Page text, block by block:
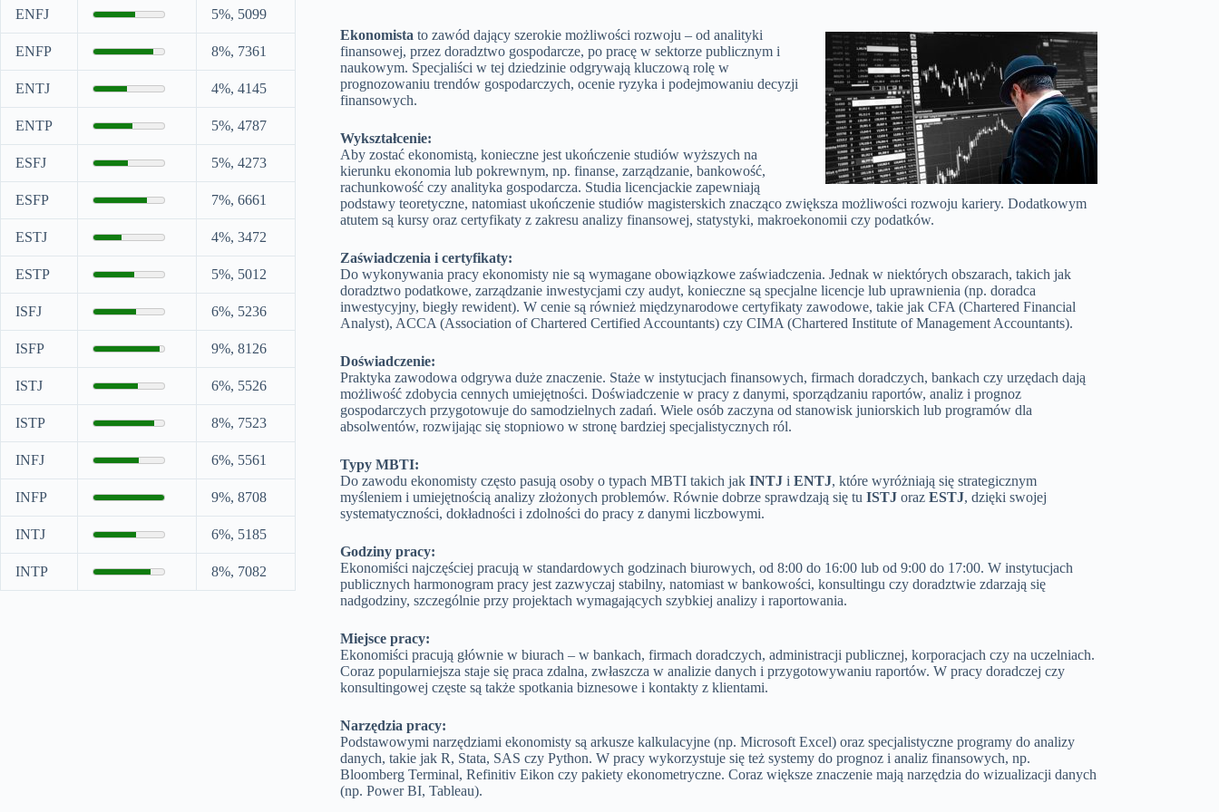
Ekonomista to zawód dający szerokie możliwości rozwoju – od analityki
finansowej, przez doradztwo gospodarcze, po pracę w sektorze publicznym i
naukowym. Specjaliści w tej dziedzinie odgrywają kluczową rolę w
prognozowaniu trendów gospodarczych, ocenie ryzyka i podejmowaniu decyzji
finansowych.
Wykształcenie:
Aby zostać ekonomistą, konieczne jest ukończenie studiów wyższych na
kierunku ekonomia lub pokrewnym, np. finanse, zarządzanie, bankowość,
rachunkowość czy analityka gospodarcza. Studia licencjackie zapewniają
podstawy teoretyczne, natomiast ukończenie studiów magisterskich znacząco zwiększa możliwości rozwoju kariery. Dodatkowym
atutem są kursy oraz certyfikaty z zakresu analizy finansowej, statystyki, makroekonomii czy podatków.
Zaświadczenia i certyfikaty:
Do wykonywania pracy ekonomisty nie są wymagane obowiązkowe zaświadczenia. Jednak w niektórych obszarach, takich jak
doradztwo podatkowe, zarządzanie inwestycjami czy audyt, konieczne są specjalne licencje lub uprawnienia (np. doradca
inwestycyjny, biegły rewident). W cenie są również międzynarodowe certyfikaty zawodowe, takie jak CFA (Chartered Financial
Analyst), ACCA (Association of Chartered Certified Accountants) czy CIMA (Chartered Institute of Management Accountants).
Doświadczenie:
Praktyka zawodowa odgrywa duże znaczenie. Staże w instytucjach finansowych, firmach doradczych, bankach czy urzędach dają
możliwość zdobycia cennych umiejętności. Doświadczenie w pracy z danymi, sporządzaniu raportów, analiz i prognoz
gospodarczych przygotowuje do samodzielnych zadań. Wiele osób zaczyna od stanowisk juniorskich lub programów dla
absolwentów, rozwijając się stopniowo w stronę bardziej specjalistycznych ról.
Typy MBTI:
Do zawodu ekonomisty często pasują osoby o typach MBTI takich jak INTJi ENTJ, które wyróżniają się strategicznym
myśleniem i umiejętnością analizy złożonych problemów. Równie dobrze sprawdzają się tu ISTJoraz ESTJ, dzięki swojej
systematyczności, dokładności i zdolności do pracy z danymi liczbowymi.
Godziny pracy:
Ekonomiści najczęściej pracują w standardowych godzinach biurowych, od 8:00 do 16:00 lub od 9:00 do 17:00. W instytucjach
publicznych harmonogram pracy jest zazwyczaj stabilny, natomiast w bankowości, konsultingu czy doradztwie zdarzają się
nadgodziny, szczególnie przy projektach wymagających szybkiej analizy i raportowania.
Miejsce pracy:
Ekonomiści pracują głównie w biurach – w bankach, firmach doradczych, administracji publicznej, korporacjach czy na uczelniach.
Coraz popularniejsza staje się praca zdalna, zwłaszcza w analizie danych i przygotowywaniu raportów. W pracy doradczej czy
konsultingowej częste są także spotkania biznesowe i kontakty z klientami.
Narzędzia pracy:
Podstawowymi narzędziami ekonomisty są arkusze kalkulacyjne (np. Microsoft Excel) oraz specjalistyczne programy do analizy
danych, takie jak R, Stata, SAS czy Python. W pracy wykorzystuje się też systemy do prognoz i analiz finansowych, np.
Bloomberg Terminal, Refinitiv Eikon czy pakiety ekonometryczne. Coraz większe znaczenie mają narzędzia do wizualizacji danych
(np. Power BI, Tableau).
ENFJ 5%, 5099
ENFP 8%, 7361
ENTJ 4%, 4145
ENTP 5%, 4787
ESFJ 5%, 4273
ESFP 7%, 6661
ESTJ 4%, 3472
ESTP 5%, 5012
ISFJ 6%, 5236
ISFP 9%, 8126
ISTJ 6%, 5526
ISTP 8%, 7523
INFJ 6%, 5561
INFP 9%, 8708
INTJ 6%, 5185
INTP 8%, 7082